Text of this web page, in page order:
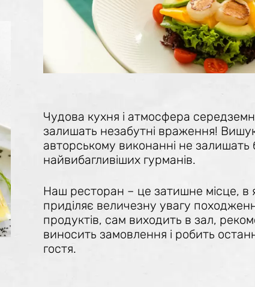
Чудова кухня і атмосфера
залишать незабутні враження!
авторському виконанні не
найвибагливіших гурманів.
Наш ресторан – це затишне місце, в
приділяє величезну увагу
продуктів, сам виходить в зал,
виносить замовлення і робить
гостя.